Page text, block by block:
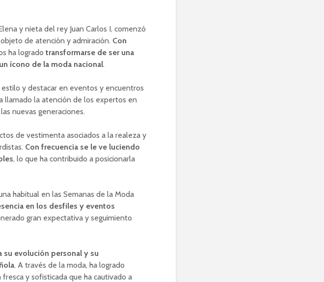
y nieta del rey Juan Carlos I, comenzó
de atención y admiración. Con
ha logrado transformarse de ser una
ícono de la moda nacional.
y destacar en eventos y encuentros
llamado la atención de los expertos en
nuevas generaciones.
de vestimenta asociados a la realeza y
Con frecuencia se le ve luciendo
, lo que ha contribuido a posicionarla
habitual en las Semanas de la Moda
en los desfiles y eventos
gran expectativa y seguimiento
su evolución personal y su
. A través de la moda, ha logrado
y sofisticada que ha cautivado a